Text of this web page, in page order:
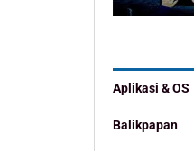
Aplikasi & OS
Balikpapan